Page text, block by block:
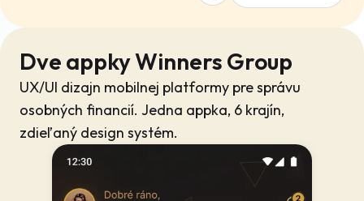
Dve appky Winners Group
UX/UI dizajn mobilnej platformy pre správu
osobných financií. Jedna appka, 6 krajín,
zdieľaný design systém.